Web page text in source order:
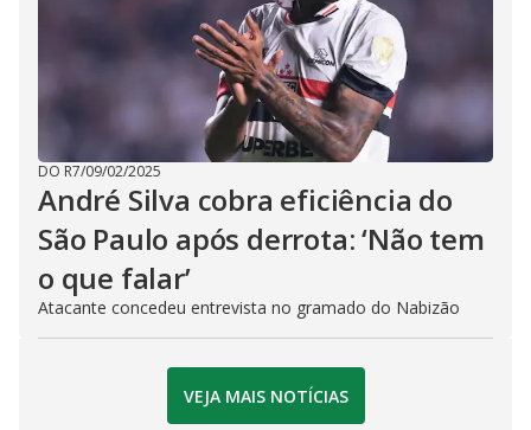
DO R7/09/02/2025
André Silva cobra eficiência do
São Paulo após derrota: ‘Não tem
o que falar’
Atacante concedeu entrevista no gramado do Nabizão
VEJA MAIS NOTÍCIAS